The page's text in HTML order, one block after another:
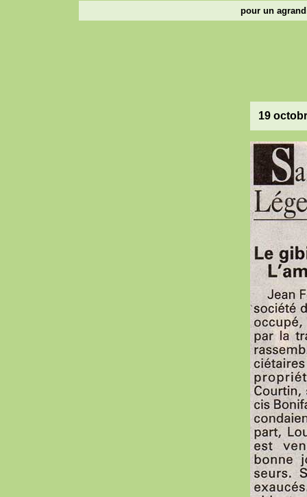
pour un
19